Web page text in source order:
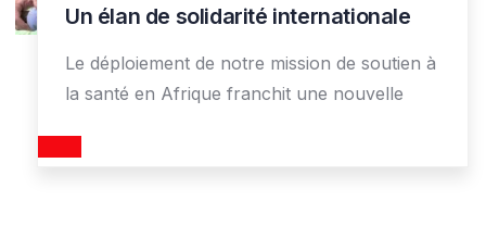
Un élan de solidarité internationale
Le déploiement de notre mission de soutien à
la santé en Afrique franchit une nouvelle